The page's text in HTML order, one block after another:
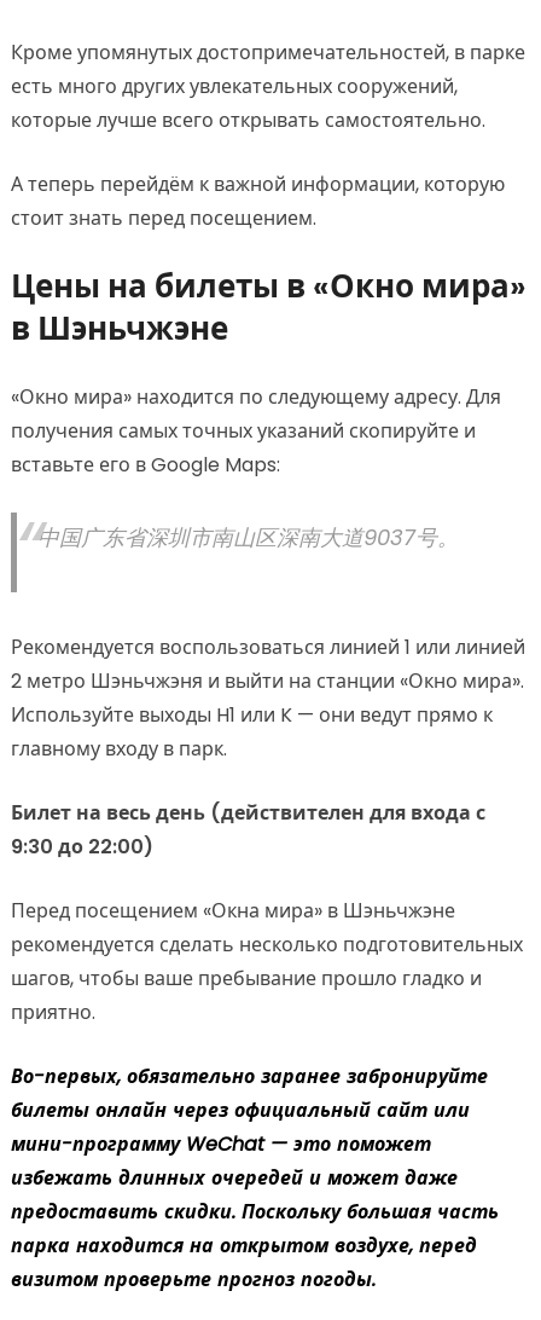
Кроме упомянутых достопримечательностей, в парке
есть много других увлекательных сооружений,
которые лучше всего открывать самостоятельно.
А теперь перейдём к важной информации, которую
стоит знать перед посещением.
Цены на билеты в «Окно мира»
в Шэньчжэне
«Окно мира» находится по следующему адресу. Для
получения самых точных указаний скопируйте и
вставьте его в Google Maps:
中国广东省深圳市南山区深南大道9037号。
Рекомендуется воспользоваться линией 1 или линией
2 метро Шэньчжэня и выйти на станции «Окно мира».
Используйте выходы H1 или K — они ведут прямо к
главному входу в парк.
Билет на весь день (действителен для входа с
9:30 до 22:00)
Перед посещением «Окна мира» в Шэньчжэне
рекомендуется сделать несколько подготовительных
шагов, чтобы ваше пребывание прошло гладко и
приятно.
Во-первых, обязательно заранее забронируйте
билеты онлайн через официальный сайт или
мини-программу WeChat — это поможет
избежать длинных очередей и может даже
предоставить скидки. Поскольку большая часть
парка находится на открытом воздухе, перед
визитом проверьте прогноз погоды.